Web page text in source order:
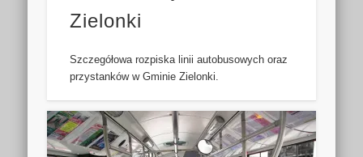
Zielonki
Szczegółowa rozpiska linii autobusowych oraz
przystanków w Gminie Zielonki.